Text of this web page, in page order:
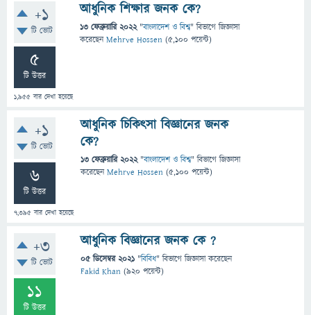
+1
টি ভোট
5
টি উত্তর
1,955 বার দেখা হয়েছে
আধুনিক শিক্ষার জনক কে?
13 ফেব্রুয়ারি 2022 "বাংলাদেশ ও বিশ্ব" বিভাগে জিজ্ঞাসা
করেছেনMehrve Hossen (5,100 পয়েন্ট)
+1
টি ভোট
6
টি উত্তর
7,395 বার দেখা হয়েছে
আধুনিক চিকিৎসা বিজ্ঞানের জনক
কে?
13 ফেব্রুয়ারি 2022 "বাংলাদেশ ও বিশ্ব" বিভাগে জিজ্ঞাসা
করেছেনMehrve Hossen (5,100 পয়েন্ট)
+3
টি ভোট
11
টি উত্তর
আধুনিক বিজ্ঞানের জনক কে ?
05 ডিসেম্বর 2021 "বিবিধ" বিভাগে জিজ্ঞাসাকরেছেন
Fakid Khan (920 পয়েন্ট)